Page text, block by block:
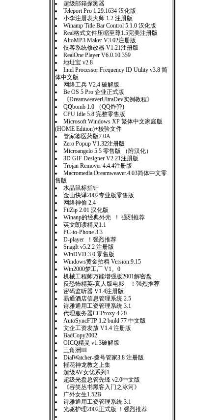
超级邮箱探测器
Teleport Pro 1.29.1634 汉化版
小李注册表大师 1.2 注册版
Winamp Title Bar Control 5.1.0 汉化版
Real格式文件压缩至尊1.5完美注册版
AltoMP3 Maker V3.02注册版
侠客系统修改器 V1.21注册版
RealOne Player V6.0.10.359
地址宝 v2.8
Intel Processor Frequency ID Utility v3.8 简
体中文版
网络工兵 V2.4 破解版
Be OS 5 Pro 企业正式版
《DreamweaverUltraDev实例教程》
QQbomb 1.0 （QQ炸弹)
CPU Idle 5.8 完整零售版
Microsoft Windows XP 繁体中文家庭版
(HOME Edition)+校验文件
管家婆医药版7.0A
Zero Popup V1.32注册版
Microangelo 5.5 零售版 （附汉化）
3D GIF Designer V2.21注册版
Trojan Remover 4.4.4注册版
Macromedia.Dreamweaver.4.03简体中文零
售版
水晶鼠标指针
金山快译2002专业版零售版
网络神偷 2.4
FilZip 2.01 汉化版
Winanp的经典外壳 ！ 强烈推荐
英文朗读精灵1.1
PC-to-Phone 3.3
D-player ！强烈推荐
SnagIt v5.2.2 注册版
WinDVD 3.0 零售版
Windows黄金拍档 Version:9.15
Win2000梦工厂 V1。0
机械工程师万能增强版2001解密盘
反恐怖精英-真人版电影 ！强烈推荐
密码监听器 V1.4注册版
易通酒店信息管理系统 2.5
诗雅通用工资管理系统 3.1
代理服务器CCProxy 4.20
AutoSyncFTP 1.2 build 77 中文版
文企工资发放 V1.4 注册版
BadCopy2002
OICQ精灵 v1.3破解版
三角洲III
DialWatcher-拨号管家3.8 注册版
摧花神龙教之上集
超级AV女优系列1
超级光盘总管先锋 v2.0中文版
《容笑丛书黑客入门之冰河》
广外女生1.52B
诗雅通用工资管理系统 3.1
光驱护理2002正式版 ！强烈推荐